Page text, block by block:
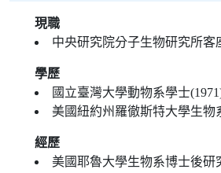
現職
中央研究院分子生物研究所客
學歷
國立臺灣大學動物系學士
美國紐約州羅徹斯特大學生物
經歷
美國耶魯大學生物系博士後研